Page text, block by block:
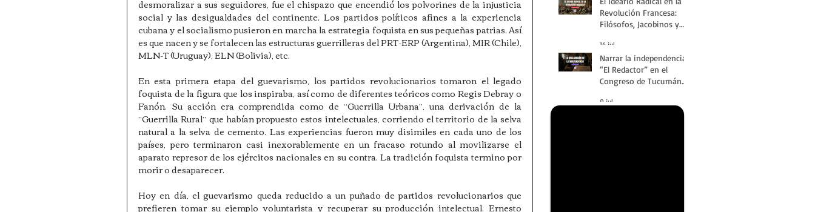
desmoralizar a sus seguidores, fue el chispazo que encendió los polvorines de la injusticia
social y las desigualdades del continente. Los partidos políticos afines a la experiencia
cubana y el socialismo pusieron en marcha la estrategia foquista en sus pequeñas patrias. Así
es que nacen y se fortalecen las estructuras guerrilleras del PRT-ERP (Argentina), MIR (Chile),
MLN-T (Uruguay), ELN (Bolivia), etc.
En esta primera etapa del guevarismo, los partidos revolucionarios tomaron el legado
foquista de la figura que los inspiraba, así como de diferentes teóricos como Regis Debray o
Fanón. Su acción era comprendida como de “Guerrilla Urbana”, una derivación de la
“Guerrilla Rural” que habían propuesto estos intelectuales, corriendo el territorio de la selva
natural a la selva de cemento. Las experiencias fueron muy disimiles en cada uno de los
países, pero terminaron casi inexorablemente en un fracaso rotundo al movilizarse el
aparato represor de los ejércitos nacionales en su contra. La tradición foquista termino por
morir o desaparecer.
Hoy en día, el guevarismo queda reducido a un puñado de partidos revolucionarios que
prefieren tomar su ejemplo voluntarista y recuperar su producción intelectual. Ernesto
Revolución Francesa:
Filósofos, Jacobinos y
Historia
14 jul
Narrar la independencia:
“El Redactor” en el
Congreso de Tucumán
Huellas de la Historia
9 jul